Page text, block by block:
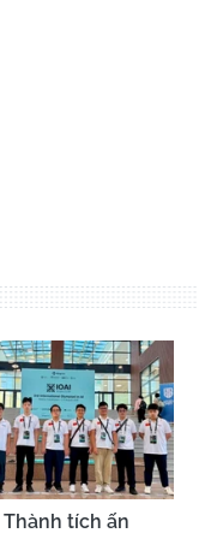
Thành tích ấn